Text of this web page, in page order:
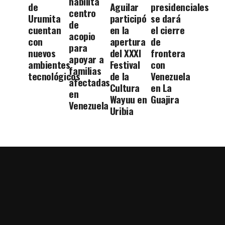
de
Urumita
cuentan
con
nuevos
ambientes
tecnológicos
centro
de
acopio
para
apoyar a
familias
afectadas
en
Venezuela
Aguilar
participó
en la
apertura
del XXXI
Festival
de la
Cultura
Wayuu en
Uribia
presidenciales
se dará
el cierre
de
frontera
con
Venezuela
en La
Guajira